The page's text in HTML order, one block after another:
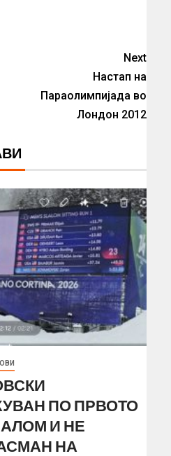
Next
Настап на
Параолимпијада во
Лондон 2012
ПО ПРВОТО
И НЕ
НА